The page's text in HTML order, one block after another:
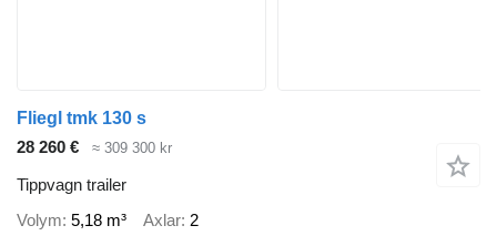
Fliegl tmk 130 s
28 260 €
≈ 309 300 kr
Tippvagn trailer
Volym 5,18 m³ Axlar 2